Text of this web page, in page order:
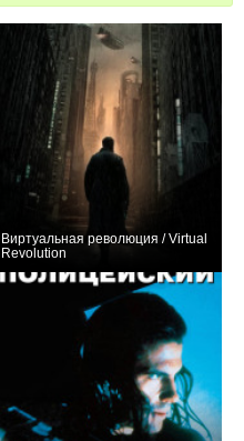
Виртуальная революция / Virtual
Revolution